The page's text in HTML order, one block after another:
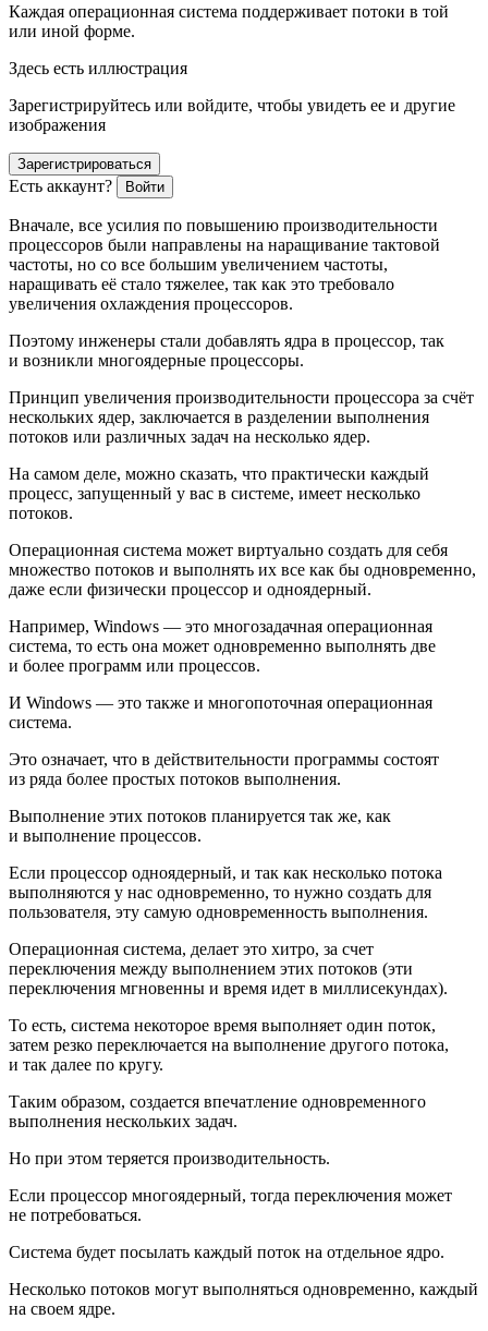
Каждая операционная система поддерживает потоки в той
или иной форме.
Здесь есть иллюстрация
Зарегистрируйтесь или войдите, чтобы увидеть ее и другие
изображения
Зарегистрироваться
Есть аккаунт? Войти
Вначале, все усилия по повышению производительности
процессоров были направлены на наращивание тактовой
частоты, но со все большим увеличением частоты,
наращивать её стало тяжелее, так как это требовало
увеличения охлаждения процессоров.
Поэтому инженеры стали добавлять ядра в процессор, так
и возникли многоядерные процессоры.
Принцип увеличения производительности процессора за счёт
нескольких ядер, заключается в разделении выполнения
потоков или различных задач на несколько ядер.
На самом деле, можно сказать, что практически каждый
процесс, запущенный у вас в системе, имеет несколько
потоков.
Операционная система может виртуально создать для себя
множество потоков и выполнять их все как бы одновременно,
даже если физически процессор и одноядерный.
Например, Windows — это многозадачная операционная
система, то есть она может одновременно выполнять две
и более программ или процессов.
И Windows — это также и многопоточная операционная
система.
Это означает, что в действительности программы состоят
из ряда более простых потоков выполнения.
Выполнение этих потоков планируется так же, как
и выполнение процессов.
Если процессор одноядерный, и так как несколько потока
выполняются у нас одновременно, то нужно создать для
пользователя, эту самую одновременность выполнения.
Операционная система, делает это хитро, за счет
переключения между выполнением этих потоков (эти
переключения мгновенны и время идет в миллисекундах).
То есть, система некоторое время выполняет один поток,
затем резко переключается на выполнение другого потока,
и так далее по кругу.
Таким образом, создается впечатление одновременного
выполнения нескольких задач.
Но при этом теряется производительность.
Если процессор многоядерный, тогда переключения может
не потребоваться.
Система будет посылать каждый поток на отдельное ядро.
Несколько потоков могут выполняться одновременно, каждый
на своем ядре.